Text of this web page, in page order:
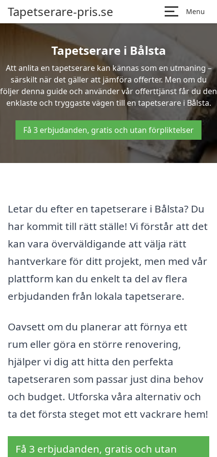
Tapetserare-pris.se Menu
Tapetserare i Bålsta
Att anlita en tapetserare kan kännas som en utmaning –
särskilt när det gäller att jämföra offerter. Men om du
följer denna guide och använder vår offerttjänst får du den
enklaste och tryggaste vägen till en tapetserare i Bålsta.
Få 3 erbjudanden, gratis och utan förpliktelser
Letar du efter en tapetserare i Bålsta? Du
har kommit till rätt ställe! Vi förstår att det
kan vara överväldigande att välja rätt
hantverkare för ditt projekt, men med vår
plattform kan du enkelt ta del av flera
erbjudanden från lokala tapetserare.
Oavsett om du planerar att förnya ett
rum eller göra en större renovering,
hjälper vi dig att hitta den perfekta
tapetseraren som passar just dina behov
och budget. Utforska våra alternativ och
ta det första steget mot ett vackrare hem!
Få 3 erbjudanden, gratis och utan